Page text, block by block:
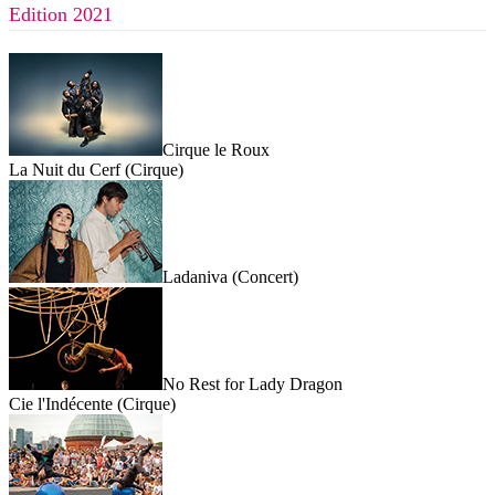
Edition 2021
Cirque le Roux
La Nuit du Cerf (Cirque)
Ladaniva (Concert)
No Rest for Lady Dragon
Cie l'Indécente (Cirque)